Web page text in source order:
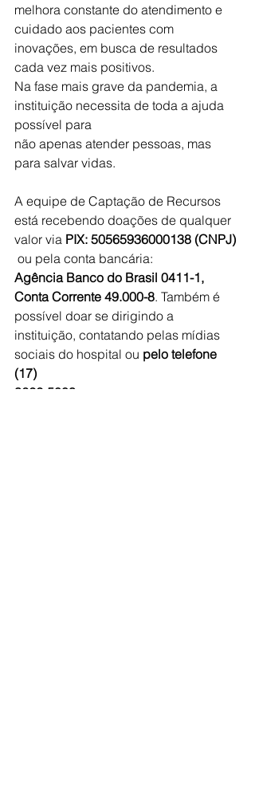
melhora constante do atendimento e
cuidado aos pacientes com
inovações, em busca de resultados
cada vez mais positivos.
Na fase mais grave da pandemia, a
instituição necessita de toda a ajuda
possível para
não apenas atender pessoas, mas
para salvar vidas.
A equipe de Captação de Recursos
está recebendo doações de qualquer
valor via PIX: 50565936000138 (CNPJ)
ou pela conta bancária:
Agência Banco do Brasil 0411-1,
Conta Corrente 49.000-8. Também é
possível doar se dirigindo a
instituição, contatando pelas mídias
sociais do hospital ou pelo telefone
(17)
3622-5003.